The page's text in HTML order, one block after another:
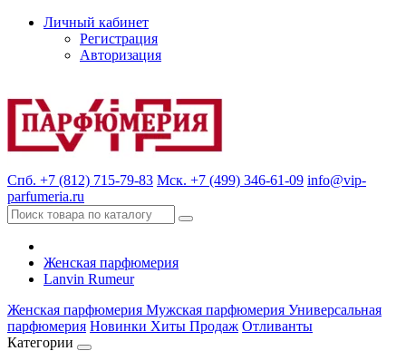
Личный кабинет
Регистрация
Авторизация
Спб. +7 (812) 715-79-83 Мск. +7 (499) 346-61-09 info@vip-
parfumeria.ru
Женская парфюмерия
Lanvin Rumeur
Женская парфюмерия Мужская парфюмерия Универсальная
парфюмерия Новинки Хиты Продаж Отливанты
Категории